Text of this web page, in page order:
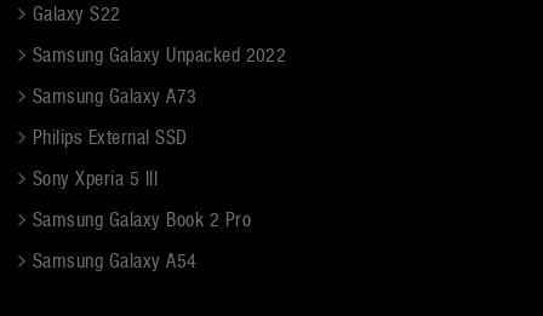
Galaxy S22
Samsung Galaxy Unpacked 2022
Samsung Galaxy A73
Philips External SSD
Sony Xperia 5 III
Samsung Galaxy Book 2 Pro
Samsung Galaxy A54